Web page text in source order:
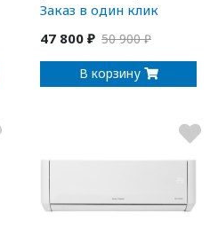
Заказ в один клик
47 800 ₽ 50 900 ₽
В корзину